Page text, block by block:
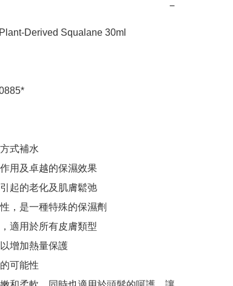
−
Derived Squalane 30ml
式補水
用及卓越的保濕效果
起的老化及肌膚鬆弛
，是一種特殊的保濕劑
適用於所有皮膚類型
增加熱量保護
可能性